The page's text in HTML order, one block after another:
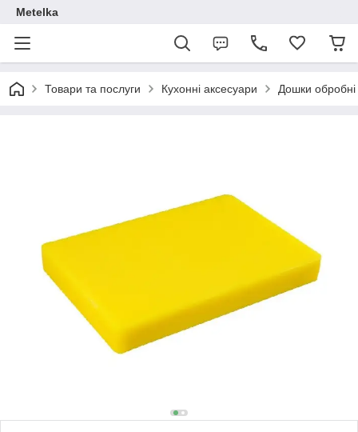
Metelka
Товари та послуги Кухонні аксесуари Дошки обробні